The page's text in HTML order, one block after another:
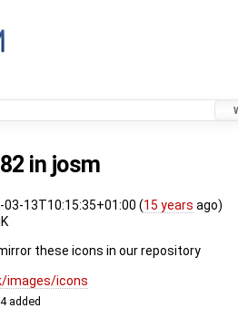
in josm
03-13T10:15:35+01:00 (15 years ago)
these icons in our repository
images/icons
added